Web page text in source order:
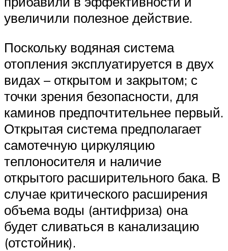
увеличили полезное действие.
Поскольку водяная система
отопления эксплуатируется в двух
видах – открытом и закрытом; с
точки зрения безопасности, для
каминов предпочтительнее первый.
Открытая система предполагает
самотечную циркуляцию
теплоносителя и наличие
открытого расширительного бака. В
случае критического расширения
объема воды (антифриза) она
будет сливаться в канализацию
(отстойник).